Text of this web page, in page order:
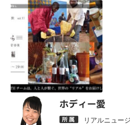
ホディー愛
リアルニュー